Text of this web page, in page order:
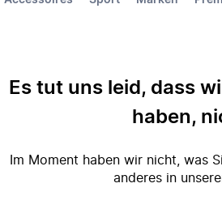
Es tut uns leid, dass
haben,
Im Moment haben wir nicht, was
anderes in